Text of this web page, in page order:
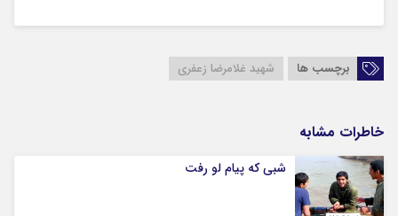
برچسب ها شهید غلامرضا زعفری
خاطرات مشابه
شبی که پیام لو رفت